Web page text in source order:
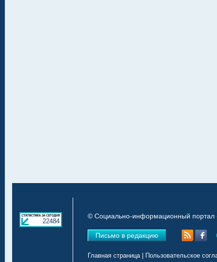
22484
© Социально-информационный портал
Письмо в редакцию
Главная страница| Пользовательское